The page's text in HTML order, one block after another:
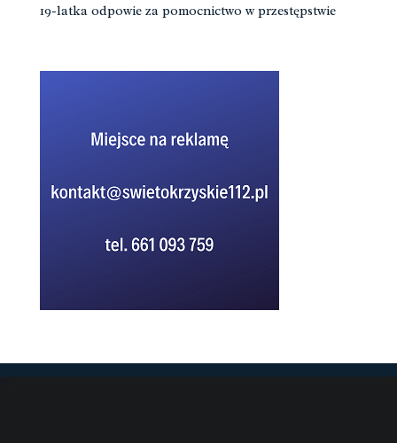
19-latka odpowie za pomocnictwo w przestępstwie